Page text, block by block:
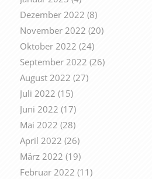
Dezember 2022 (8)
November 2022 (20)
Oktober 2022 (24)
September 2022 (26)
August 2022 (27)
Juli 2022 (15)
Juni 2022 (17)
Mai 2022 (28)
April 2022 (26)
März 2022 (19)
Februar 2022 (11)